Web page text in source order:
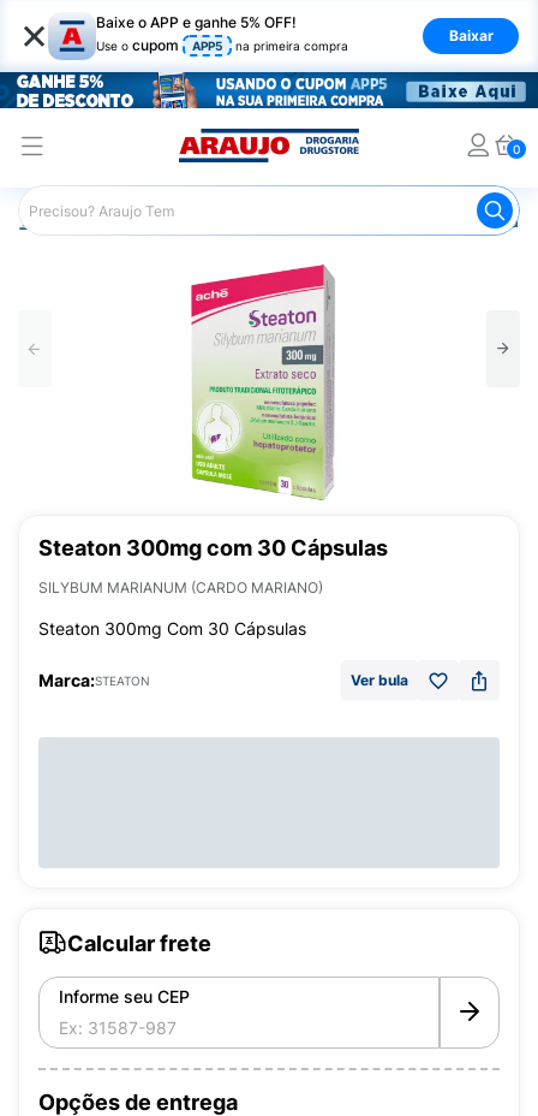
× Baixe o APP e ganhe 5% OFF!
Use o cupom APP5 na primeira compra
Baixar
0
Araujo Medicamentos Remédio para o Estômago e
Steaton 300mg com 30 Cápsulas
SILYBUM MARIANUM (CARDO MARIANO)
Steaton 300mg Com 30 Cápsulas
Marca:STEATON Ver bula
Calcular frete
Informe seu CEP
Opções de entrega